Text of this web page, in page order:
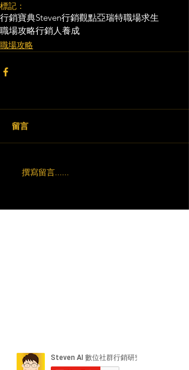
標記：
行銷寶典Steven行銷觀點亞瑞特職場求生
職場攻略行銷人養成
職場攻略
留言
撰寫留言......